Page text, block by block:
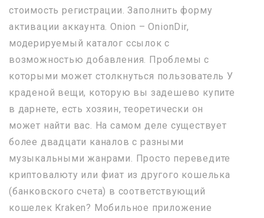
стоимость регистрации. Заполнить форму
активации аккаунта. Onion – OnionDir,
модерируемый каталог ссылок с
возможностью добавления. Проблемы с
которыми может столкнуться пользователь У
краденой вещи, которую вы задешево купите
в дарнете, есть хозяин, теоретически он
может найти вас. На самом деле существует
более двадцати каналов с разными
музыкальными жанрами. Просто переведите
криптовалюту или фиат из другого кошелька
(банковского счета) в соответствующий
кошелек Kraken? Мобильное приложение